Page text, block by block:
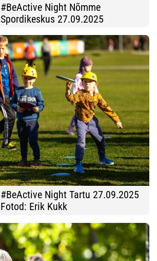
#BeActive Night Nõmme
Spordikeskus 27.09.2025
#BeActive Night Tartu 27.09.2025
Fotod: Erik Kukk